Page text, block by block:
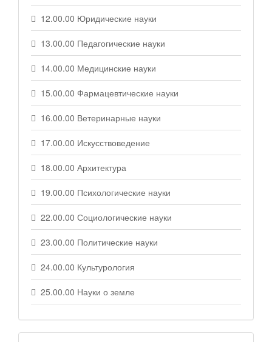
12.00.00 Юридические науки
13.00.00 Педагогические науки
14.00.00 Медицинские науки
15.00.00 Фармацевтические науки
16.00.00 Ветеринарные науки
17.00.00 Искусствоведение
18.00.00 Архитектура
19.00.00 Психологические науки
22.00.00 Социологические науки
23.00.00 Политические науки
24.00.00 Культурология
25.00.00 Науки о земле